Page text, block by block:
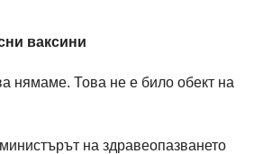
ваксини
нямаме. Това не е било обект на
на здравеопазването